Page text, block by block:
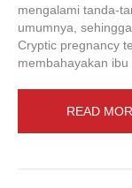
mengalami tanda-
umumnya,
Cryptic pregnancy
membahayakan
READ